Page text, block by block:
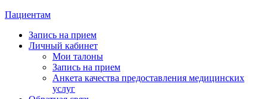
Пациентам
Запись на прием
Личный кабинет
Мои талоны
Запись на прием
Анкета качества предоставления медицинских
услуг